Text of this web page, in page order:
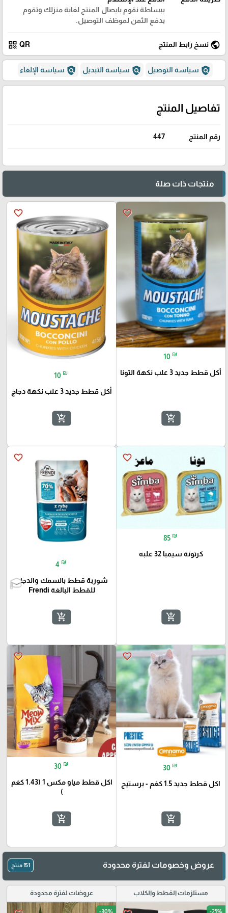
🎓
ببساطة نقوم بايصال المنتج لغاية منزلك وتقوم
بدفع الثمن لموظف التوصيل.
public نسخ رابط المنتج QR
qr_code
policy سياسة التوصيل policy سياسة التبديل policy سياسة الإلغاء
تفاصيل المنتج
رقم المنتج 447
منتجات ذات صلة
favorite_border
10 ₪
أكل قطط جديد 3 علب نكهة التونا
add_shopping_cart
favorite_border
10 ₪
أكل قطط جديد 3 علب نكهة دجاج
add_shopping_cart
favorite_border
85 ₪
كرتونة سيمبا 32 علبه
add_shopping_cart
favorite_border
4 ₪
شوربة قطط بالسمك والدجاج
للقطط البالغة Frendi
add_shopping_cart
favorite_border
30 ₪
اكل قطط جديد 1.5 كغم - برستيج
add_shopping_cart
favorite_border
30 ₪
اكل قطط مياو مكس 1 (1.43 كغم
)
add_shopping_cart
عروض وخصومات لفترة محدودة 151 منتج
مستلزمات القطط والكلاب
-25%
عروضات لفترة محدودة
-30%